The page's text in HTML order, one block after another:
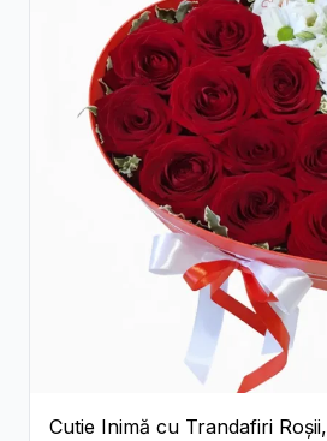
Cutie Inimă cu Trandafiri Roșii,